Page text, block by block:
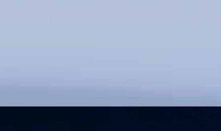
性能を犠牲にすることなく、コンパクトでエネルギー